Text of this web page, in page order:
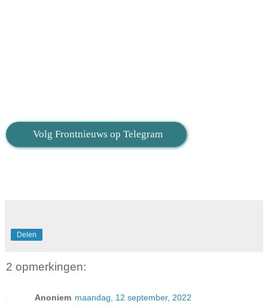
Volg Frontnieuws op Telegram
Delen
2 opmerkingen:
Anoniem maandag, 12 september, 2022